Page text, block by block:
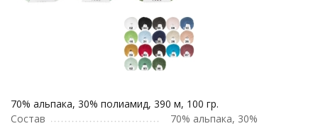
70% альпака, 30% полиамид, 390 м, 100 гр.
Состав
70% альпака, 30%